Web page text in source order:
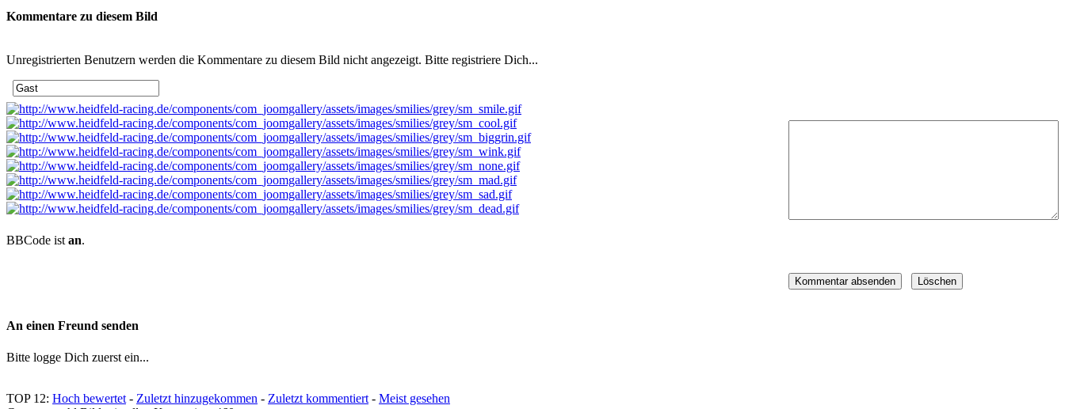
Kommentare zu diesem Bild
Unregistrierten Benutzern werden die Kommentare zu diesem Bild nicht angezeigt. Bitte registriere Dich...
BBCode ist an.
An einen Freund senden
Bitte logge Dich zuerst ein...
TOP 12: Hoch bewertet - Zuletzt hinzugekommen - Zuletzt kommentiert - Meist gesehen